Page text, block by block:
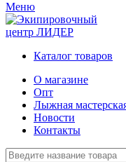
Меню
Каталог товаров
О магазине
Опт
Лыжная
Новости
Контакты